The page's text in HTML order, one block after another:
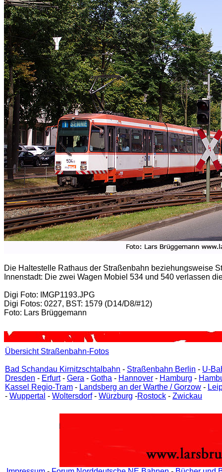
Die Haltestelle Rathaus der Straßenbahn beziehungsweise
Innenstadt: Die zwei Wagen Mobiel 534 und 540 verlassen
Digi Foto: IMGP1193.JPG
Digi Fotos: 0227, BST: 1579 (D14/D8/#12)
Foto: Lars Brüggemann
Übersicht Straßenbahn-Fotos
Bad Schandau Kirnitzschtalbahn - Straßenbahn Berlin - U-
Dresden - Erfurt- Gera - Gotha - Hannover - Hamburg -
Kassel Regio-Tram - Landsberg an der Warthe / Gorzow -
- Wuppertal - Woltersdorf- Würzburg -Rostock - Zwickau